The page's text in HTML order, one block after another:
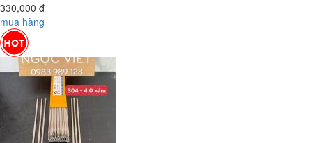
330,000 đ
mua hàng